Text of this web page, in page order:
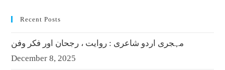
Recent Posts
مہجری اردو شاعری : روایت ، رجحان اور فکر وفن
December 8, 2025